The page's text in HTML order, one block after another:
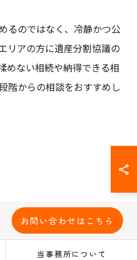
るのではなく、冷静かつ公
リアの方に遺産分割協議の
めない相続や納得できる相
階からの相談をおすすめし
お問い合わせはこちら
当事務所について
せはこちら